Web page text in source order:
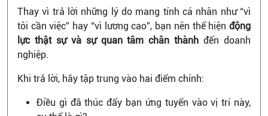
Thay vì trả lời những lý do mang tính cá nhân như “vì
tôi cần việc” hay “vì lương cao”, bạn nên thể hiện động
lực thật sự và sự quan tâm chân thành đến doanh
nghiệp.
Khi trả lời, hãy tập trung vào hai điểm chính:
Điều gì đã thúc đẩy bạn ứng tuyển vào vị trí này,